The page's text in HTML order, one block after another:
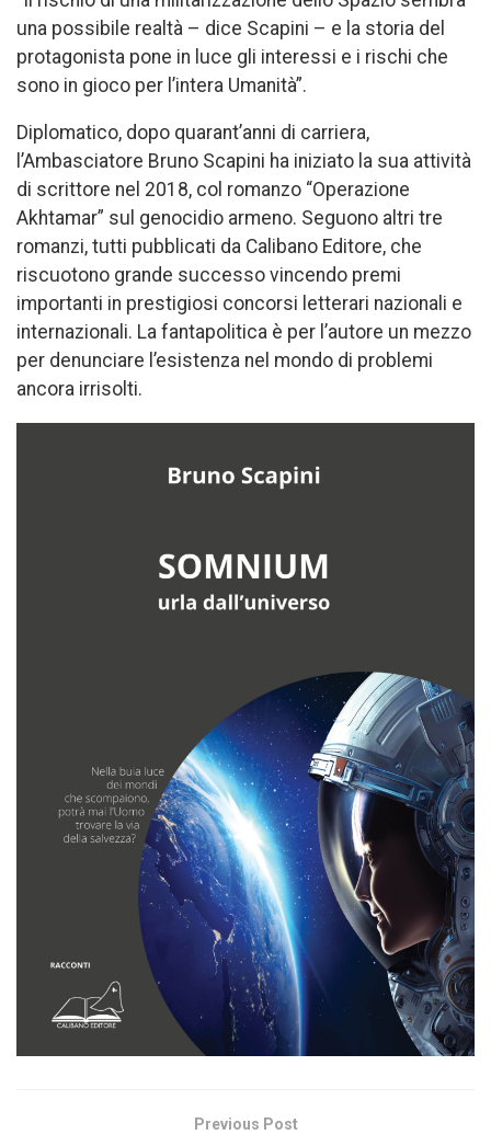
una possibile realtà – dice Scapini – e la storia del
protagonista pone in luce gli interessi e i rischi che
sono in gioco per l’intera Umanità”.
Diplomatico, dopo quarant’anni di carriera,
l’Ambasciatore Bruno Scapini ha iniziato la sua attività
di scrittore nel 2018, col romanzo “Operazione
Akhtamar” sul genocidio armeno. Seguono altri tre
romanzi, tutti pubblicati da Calibano Editore, che
riscuotono grande successo vincendo premi
importanti in prestigiosi concorsi letterari nazionali e
internazionali. La fantapolitica è per l’autore un mezzo
per denunciare l’esistenza nel mondo di problemi
ancora irrisolti.
Previous Post